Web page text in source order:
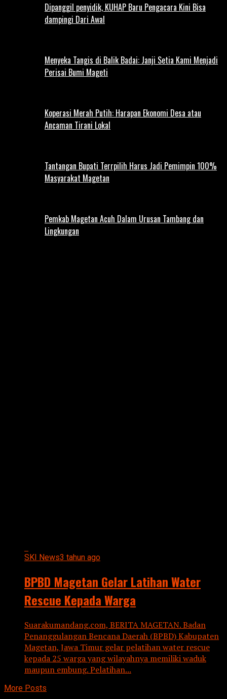
Dipanggil penyidik, KUHAP Baru Pengacara Kini Bisa
dampingi Dari Awal
Menyeka Tangis di Balik Badai: Janji Setia Kami Menjadi
Perisai Bumi Mageti
Koperasi Merah Putih: Harapan Ekonomi Desa atau
Ancaman Tirani Lokal
Tantangan Bupati Terrpilih Harus Jadi Pemimpin 100%
Masyarakat Magetan
Pemkab Magetan Acuh Dalam Urusan Tambang dan
Lingkungan
SKI News3 tahun ago
BPBD Magetan Gelar Latihan Water
Rescue Kepada Warga
Suarakumandang.com, BERITA MAGETAN. Badan
Penanggulangan Bencana Daerah (BPBD) Kabupaten
Magetan, Jawa Timur gelar pelatihan water rescue
kepada 25 warga yang wilayahnya memiliki waduk
maupun embung. Pelatihan...
More Posts